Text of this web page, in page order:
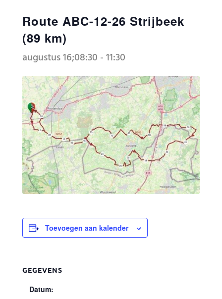
Route ABC-12-26 Strijbeek
(89 km)
augustus 16;08:30 -11:30
Toevoegen aan kalender
GEGEVENS
Datum: